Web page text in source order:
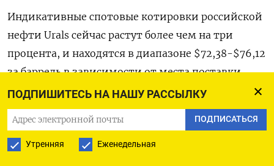
ПОДПИШИТЕСЬ НА НАШУ РАССЫЛКУ
ПОДПИСАТЬСЯ
Утренняя Еженедельная
Индикативные спотовые котировки российской
нефти Urals сейчас растут более чем на три
процента, и находятся в диапазоне $72,38-$76,12
за баррель в зависимости от места поставки
<URL-E> <URL-NWE-E>.
Нефтяные котировки будет лихорадить до тех
пор, пока возможное выпадение российской